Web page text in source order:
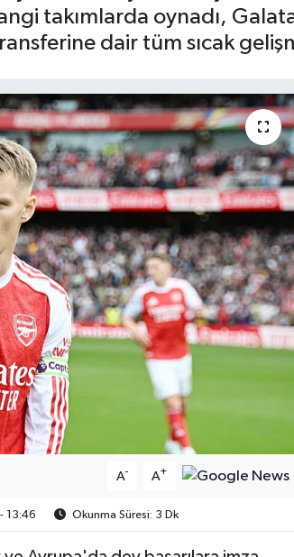
takımlarda oynadı,
transferine dair tüm sıcak
A- A+
13:46 Okunma Süresi: 3 Dk